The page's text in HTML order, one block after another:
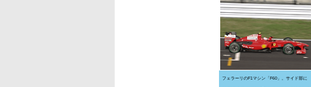
フェラーリのF1マシン「F60」。サイド部に